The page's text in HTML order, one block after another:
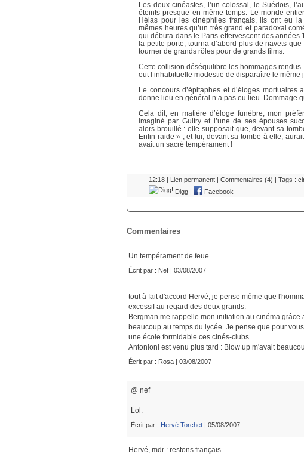
Les deux cinéastes, l’un colossal, le Suédois,
éteints presque en même temps. Le monde
Hélas pour les cinéphiles français, ils ont eu
mêmes heures qu’un très grand et paradoxal
qui débuta dans le Paris effervescent des années
la petite porte, tourna d’abord plus de navets
tourner de grands rôles pour de grands films.
Cette collision déséquilibre les hommages
eut l’inhabituelle modestie de disparaître le même
Le concours d’épitaphes et d’éloges mortuaires
donne lieu en général n’a pas eu lieu. Dommage
Cela dit, en matière d’éloge funèbre, mon
imaginé par Guitry et l’une de ses épouses
alors brouillé : elle supposait que, devant sa
Enfin raide » ; et lui, devant sa tombe à elle,
avait un sacré tempérament !
12:18 | Lien permanent | Commentaires (4) | Tags :
Digg | Facebook
Commentaires
Un tempérament de feue.
Écrit par : Nef | 03/08/2007
tout à fait d'accord Hervé, je pense même que
excessif au regard des deux grands.
Bergman me rappelle mon initiation au cinéma
beaucoup au temps du lycée. Je pense que pour
une école formidable ces cinés-clubs.
Antonioni est venu plus tard : Blow up m'avait
Écrit par : Rosa | 03/08/2007
@ nef
Lol.
Écrit par : Hervé Torchet | 05/08/2007
Hervé, mdr : restons français.